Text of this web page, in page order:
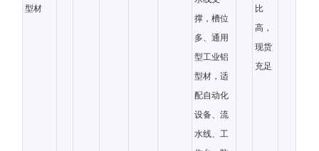
型材
撑，槽位
多、通用
型工业铝
型材，适
配自动化
设备、流
水线、工
比
高，
现货
充足